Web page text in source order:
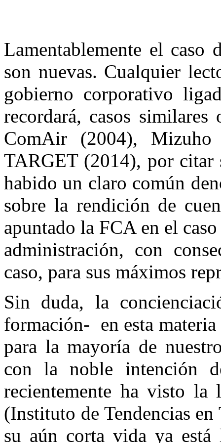
Lamentablemente el caso
son nuevas. Cualquier
gobierno corporativo
recordará, casos
ComAir (2004), Mizuho
TARGET (2014), por
habido un claro común
sobre la rendición de
apuntado la FCA en el
administración, con
caso, para sus máximos
Sin duda, la
formación- en esta materia
para la mayoría de
con la noble intención
recientemente ha visto la
(Instituto de Tendencias
su aún corta vida ya